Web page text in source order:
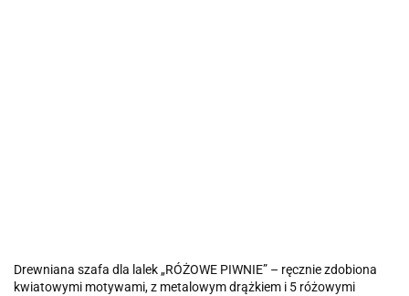
Drewniana szafa dla lalek „RÓŻOWE PIWNIE” – ręcznie zdobiona
kwiatowymi motywami, z metalowym drążkiem i 5 różowymi